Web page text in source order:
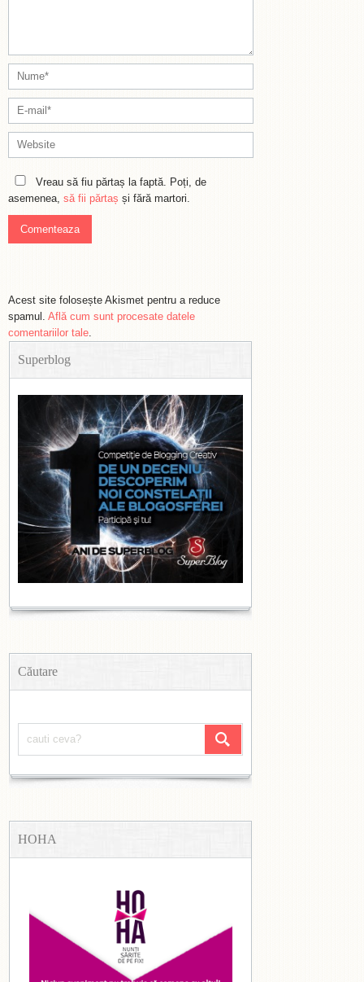
Vreau să fiu părtaș la faptă. Poți, de
asemenea, să fii părtaș și fără martori.
Acest site folosește Akismet pentru a reduce
spamul. Află cum sunt procesate datele
comentariilor tale.
Superblog
Căutare
HOHA